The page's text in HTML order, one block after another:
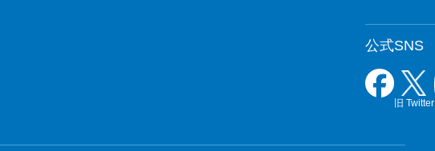
公式SNS
旧 Twitter